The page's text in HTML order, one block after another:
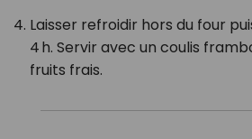
Laisser refroidir hors du four
4 h. Servir avec un coulis
fruits frais.